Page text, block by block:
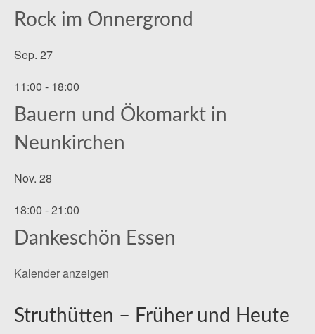
Rock im Onnergrond
Sep. 27
11:00 - 18:00
Bauern und Ökomarkt in
Neunkirchen
Nov. 28
18:00 -21:00
Dankeschön Essen
Kalender anzeigen
Struthütten – Früher und Heute